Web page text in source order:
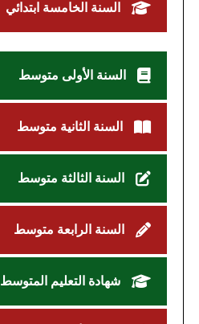
السنة الخامسة ابتدائي
السنة الأولى متوسط
السنة الثانية متوسط
السنة الثالثة متوسط
السنة الرابعة متوسط
شهادة التعليم المتوسط